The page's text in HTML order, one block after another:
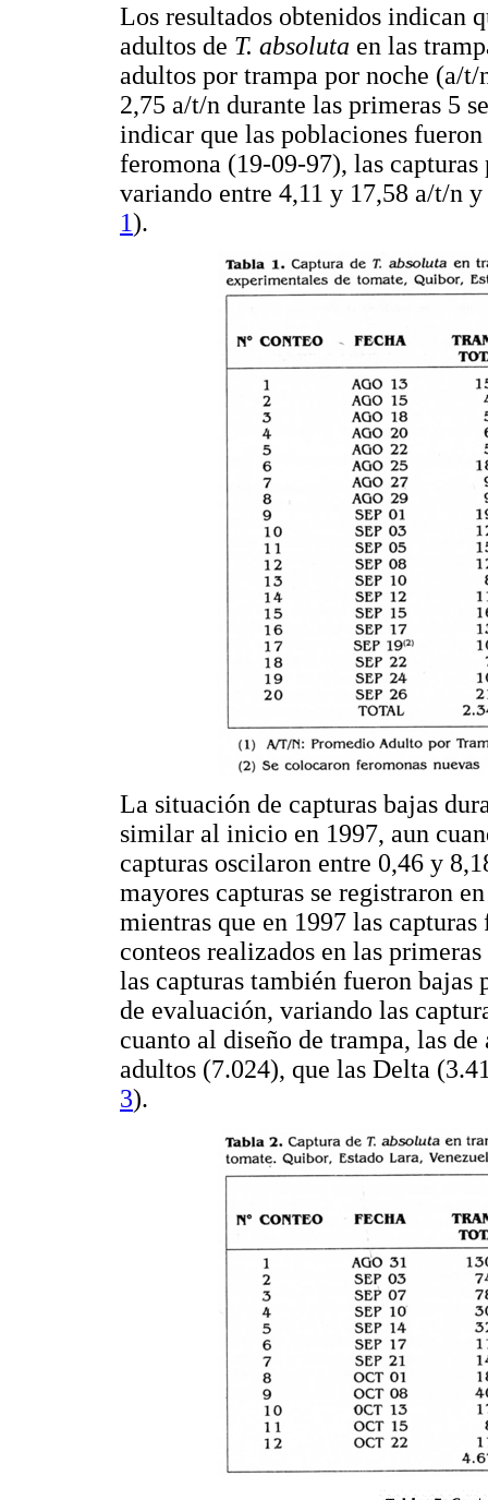
Los resultados obtenidos indican
adultos de T. absoluta en las
adultos por trampa por noche (a/
2,75 a/t/n durante las primeras 5
indicar que las poblaciones
feromona (19-09-97), las
variando entre 4,11 y 17,58 a/t/n
1).
La situación de capturas bajas
similar al inicio en 1997, aun
capturas oscilaron entre 0,46 y
mayores capturas se registraron
mientras que en 1997 las
conteos realizados en las
las capturas también fueron bajas
de evaluación, variando las
cuanto al diseño de trampa, las
adultos (7.024), que las Delta
3).